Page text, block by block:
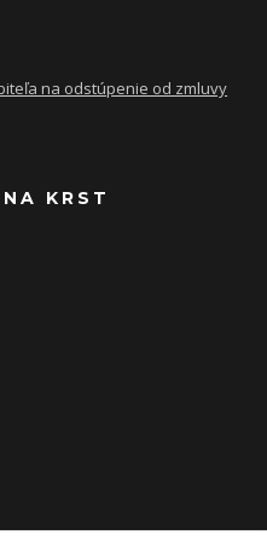
na odstúpenie od zmluvy
KRST